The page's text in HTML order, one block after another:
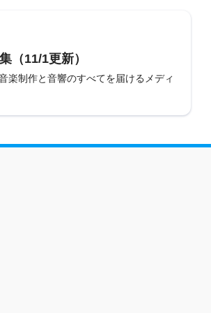
（11/1更新）
楽制作と音響のすべてを届けるメディ